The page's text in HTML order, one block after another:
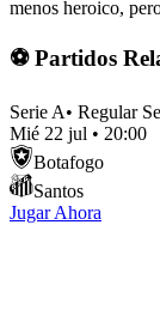
menos heroico,
⚽ Partidos
Serie A• Regular
Mié 22 jul • 20:00
Botafogo
Santos
Jugar Ahora